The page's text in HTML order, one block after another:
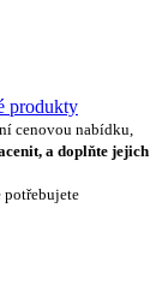
produkty
cenovou nabídku,
a doplňte jejich
potřebujete